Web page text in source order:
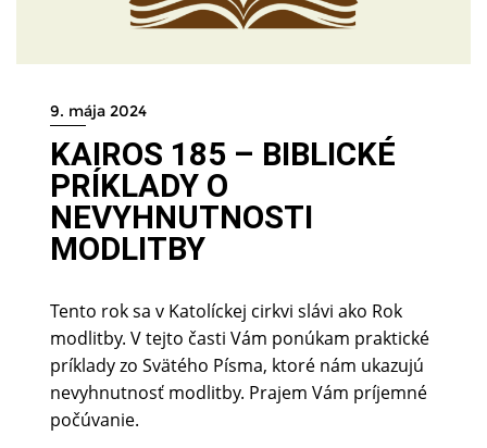
9. mája 2024
KAIROS 185 – BIBLICKÉ
PRÍKLADY O
NEVYHNUTNOSTI
MODLITBY
Tento rok sa v Katolíckej cirkvi slávi ako Rok
modlitby. V tejto časti Vám ponúkam praktické
príklady zo Svätého Písma, ktoré nám ukazujú
nevyhnutnosť modlitby. Prajem Vám príjemné
počúvanie.